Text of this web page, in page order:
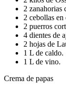
2 zanahorias
2 cebollas en
2 puerros
4 dientes de
2 hojas de
1 L de caldo.
1 L de vino.
Crema de papas